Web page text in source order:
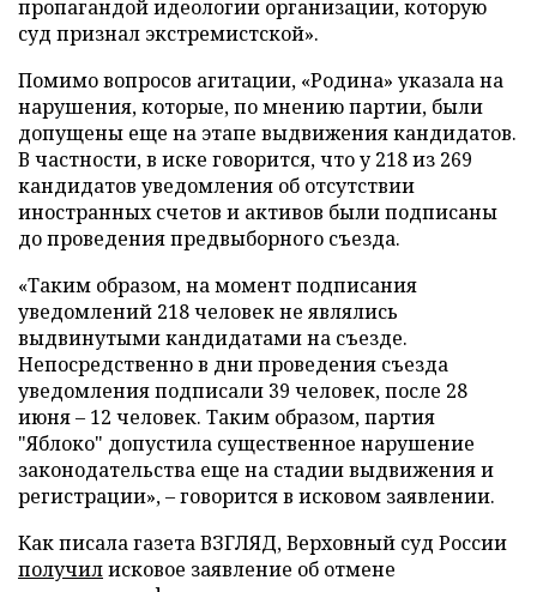
пропагандой идеологии организации, которую
суд признал экстремистской».
Помимо вопросов агитации, «Родина» указала на
нарушения, которые, по мнению партии, были
допущены еще на этапе выдвижения кандидатов.
В частности, в иске говорится, что у 218 из 269
кандидатов уведомления об отсутствии
иностранных счетов и активов были подписаны
до проведения предвыборного съезда.
«Таким образом, на момент подписания
уведомлений 218 человек не являлись
выдвинутыми кандидатами на съезде.
Непосредственно в дни проведения съезда
уведомления подписали 39 человек, после 28
июня – 12 человек. Таким образом, партия
"Яблоко" допустила существенное нарушение
законодательства еще на стадии выдвижения и
регистрации», – говорится в исковом заявлении.
Как писала газета ВЗГЛЯД, Верховный суд России
получилисковое заявление об отмене